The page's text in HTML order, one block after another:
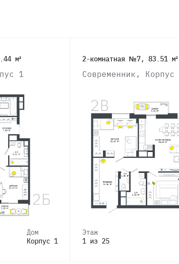
м²
1
Дом
Корпус 1
2-комнатная №7, 83.51 м²
Современник, Корпус
Этаж
1 из 25